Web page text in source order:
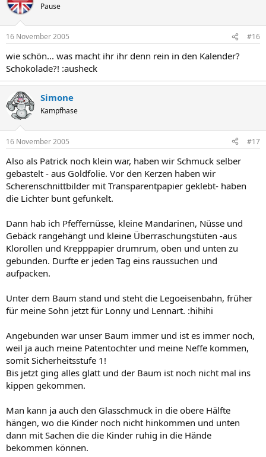
Pause
16 November 2005 #16
wie schön... was macht ihr ihr denn rein in den Kalender?
Schokolade?! :ausheck
Simone
Kampfhase
16 November 2005 #17
Also als Patrick noch klein war, haben wir Schmuck selber
gebastelt - aus Goldfolie. Vor den Kerzen haben wir
Scherenschnittbilder mit Transparentpapier geklebt- haben
die Lichter bunt gefunkelt.
Dann hab ich Pfeffernüsse, kleine Mandarinen, Nüsse und
Gebäck rangehängt und kleine Überraschungstüten -aus
Klorollen und Krepppapier drumrum, oben und unten zu
gebunden. Durfte er jeden Tag eins raussuchen und
aufpacken.
Unter dem Baum stand und steht die Legoeisenbahn, früher
für meine Sohn jetzt für Lonny und Lennart. :hihihi
Angebunden war unser Baum immer und ist es immer noch,
weil ja auch meine Patentochter und meine Neffe kommen,
somit Sicherheitsstufe 1!
Bis jetzt ging alles glatt und der Baum ist noch nicht mal ins
kippen gekommen.
Man kann ja auch den Glasschmuck in die obere Hälfte
hängen, wo die Kinder noch nicht hinkommen und unten
dann mit Sachen die die Kinder ruhig in die Hände
bekommen können.